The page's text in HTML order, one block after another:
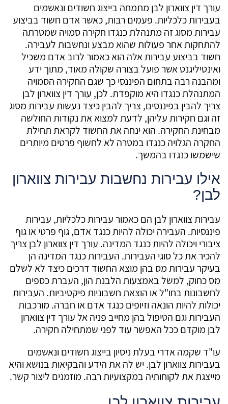
עורך דין צווארון לבן מתמחה בייצוג חשודים ונאשמים
בעבירות כלכליות. פעמים רבות, כאשר אדם חשוד בביצוע
עבירות מסוג זה מתנהלת כנגדו חקירה סמויה שמטרתה
להתחקות אחר פעולות שהוא מבצע ונחשבות לעבירה.
חשוד בביצוע עבירות אלה הוא כאמור לרוב אדם משכיל
ואינטיליגנט אשר פועל בצורה שקולה מאוד, מתוך ידע
ומהבנה רבה בתחום הפיננסי כך שגם החקירה הסמויה
המתנהלת כנגדו היא מוקפדת. לכן, עורך דין צווארון לבן
צריך להבין בפיננסים, צריך להבין כיצד נעשות עבירות מסוג
זה וגם חקירות עליהן, לדעת למצוא את נקודות החולשה
מבחינת החקירה. הוא ינחה את החשוד לקראת תחילת
החקרה הגלויה כנגדו במטרה לא לחשוף פרטים מיותרים
שישמשו כנגדו בהמשך.
אילו עבירות נחשבות עבירות צווארון
לבן?
עבירות צווארון לבן הם כאמור עבירות כלכליות, עבירות
פיננסיות. העבירה יכולה להיות כנגד אדם, גוף פרטי או גוף
ציבורי ויכולה להיות כנגד המדינה. עורך דין צווארון לבן צריך
להכיר את כל סוגי העבירות. העבירות כנגד המדינה הן
בעיקר עבירות מס בהן מוצא החשוד דרכים כיצד לא לשלם
מס כחוק, למשל באמצעות הלבנת הון, העברת כספים
לחשבונות בחו"ל או הוצאת חשבוניות פיקטיביות. העבירות
יכולות להיות הונאה וזיופים כנגד אדם או חברה. מורכבות
העבירות וגם הטיפול בהן מחייב פניה אל עורך דין צווארון
לבן מוקדם ככל האפשר עוד לפני שמתחילה חקירה.
עו"ד שקמה אדרי בעלת ניסיון בייצוג חשודים ונאשמים
בעבירות צווארון לבן. יש לה את הידע והבקיאות בנושא והיא
מייצגת את לקוחותיה במקצועיות רבה. מוזמנים ליצור קשר.